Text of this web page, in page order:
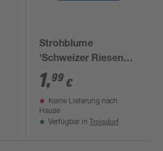
Strohblume
'Schweizer Riesen
Mischung'
1,99 €
Keine Lieferung nach
Hause
Verfügbar in Troisdorf